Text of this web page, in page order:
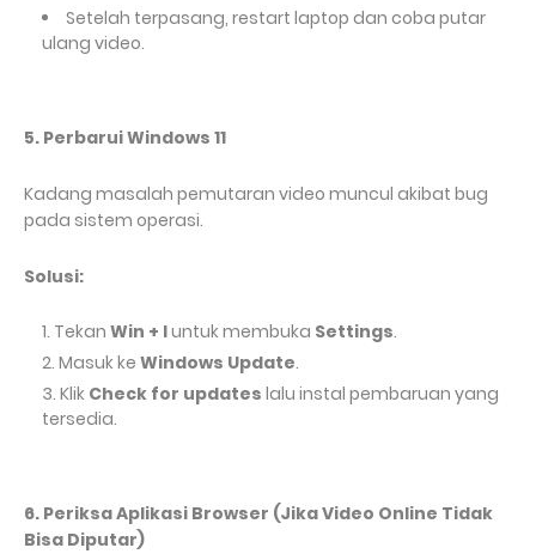
Setelah terpasang, restart laptop dan coba putar
ulang video.
5. Perbarui Windows 11
Kadang masalah pemutaran video muncul akibat bug
pada sistem operasi.
Solusi:
Tekan Win + Iuntuk membuka Settings.
Masuk ke Windows Update.
Klik Check for updates lalu instal pembaruan yang
tersedia.
6. Periksa Aplikasi Browser (Jika Video Online Tidak
Bisa Diputar)